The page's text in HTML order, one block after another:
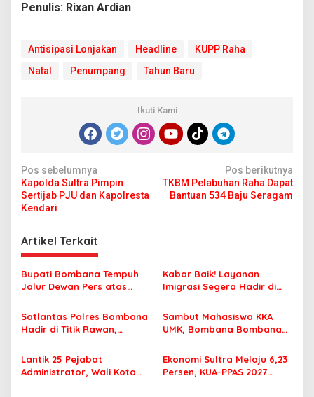
Penulis: Rixan Ardian
Antisipasi Lonjakan Headline
KUPP Raha
Natal
Penumpang Tahun Baru
Ikuti Kami
N
a
v
i
g
a
s
i
p
s
Pos sebelumnya
Kapolda Sultra Pimpin
Sertijab PJU dan Kapolresta
Kendari
Pos berikutnya
TKBM Pelabuhan Raha Dapat
Bantuan 534 Baju Seragam
Artikel Terkait
Bupati Bombana Tempuh
Jalur Dewan Pers atas
Korupsi Jembatan Cirauci II
Kabar Baik! Layanan
Imigrasi Segera Hadir di
Perlu Lagi ke Kendari
Satlantas Polres Bombana
Hadir di Titik Rawan,
Sekolah dengan Aman
Sambut Mahasiswa KKA
UMK, Bombana Bombana
Sasaran
Lantik 25 Pejabat
Administrator, Wali Kota
Ekonomi Sultra Melaju 6,23
Persen, KUA-PPAS 2027